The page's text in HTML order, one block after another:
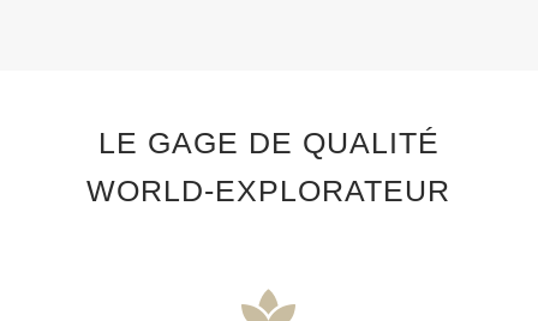
LE GAGE DE QUALITÉ
WORLD-EXPLORATEUR